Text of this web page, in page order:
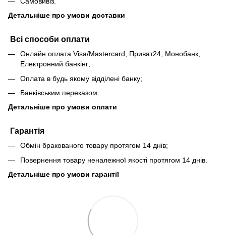
Детальніше про умови доставки
Всі способи оплати
Онлайн оплата Visa/Mastercard, Приват24, Монобанк,
Електронний банкінг;
Оплата в будь якому відділені банку;
Банківським переказом.
Детальніше про умови оплати
Гарантія
Обмін бракованого товару протягом 14 днів;
Повернення товару неналежної якості протягом 14 днів.
Детальніше про умови гарантії